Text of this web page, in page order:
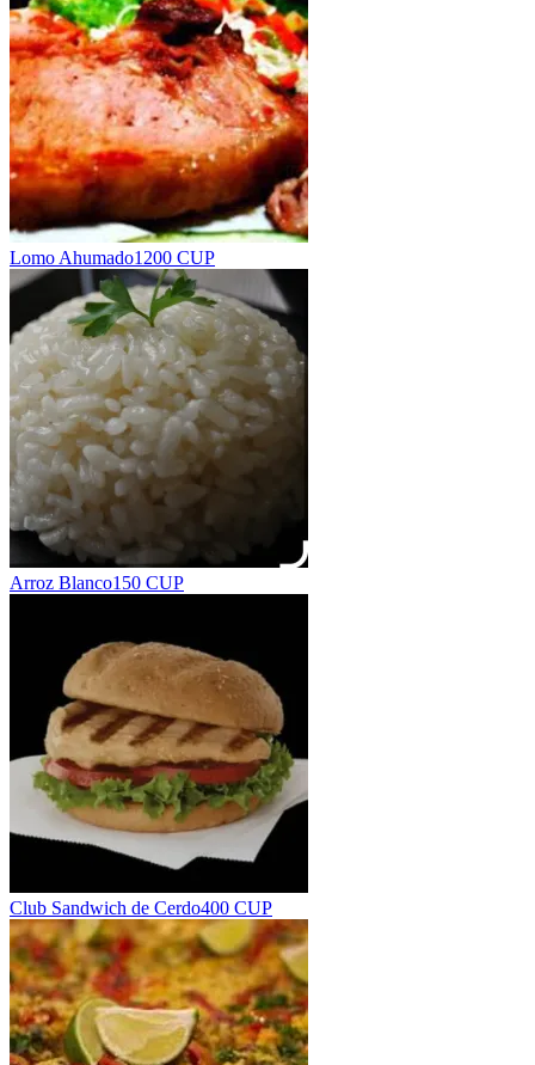
Lomo Ahumado1200 CUP
Arroz Blanco150 CUP
Club Sandwich de Cerdo400 CUP